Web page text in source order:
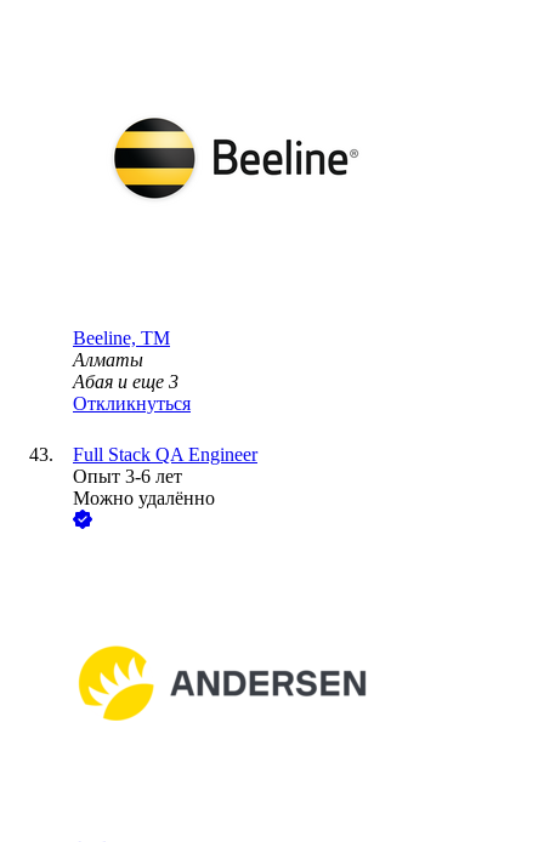
Beeline, ТМ
Алматы
Абая и еще 3
Откликнуться
Full Stack QA Engineer
Опыт 3-6 лет
Можно удалённо